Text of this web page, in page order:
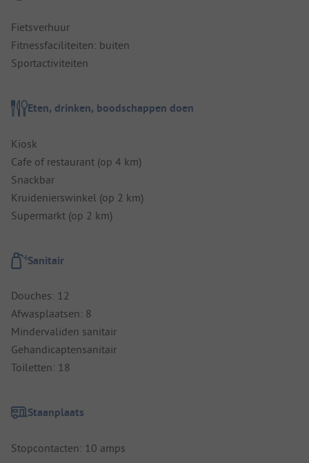
Fietsverhuur
Fitnessfaciliteiten: buiten
Sportactiviteiten
Eten, drinken, boodschappen doen
Kiosk
Cafe of restaurant (op 4 km)
Snackbar
Kruidenierswinkel (op 2 km)
Supermarkt (op 2 km)
Sanitair
Douches: 12
Afwasplaatsen: 8
Mindervaliden sanitair
Gehandicaptensanitair
Toiletten: 18
Staanplaats
Stopcontacten: 10 amps